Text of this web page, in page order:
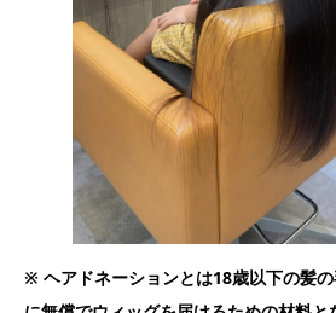
※ ヘアドネーションとは18歳以下の髪